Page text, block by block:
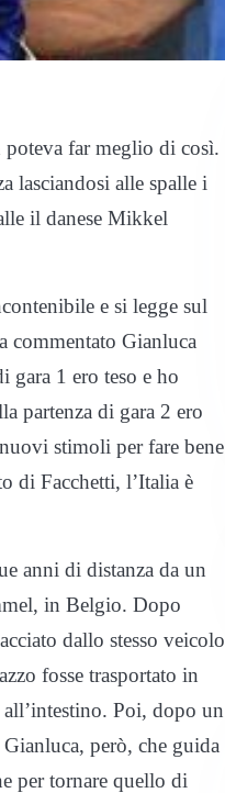
far meglio di così.
lasciandosi alle spalle i
il danese Mikkel
e si legge sul
Gianluca
gara 1 ero teso e ho
partenza di gara 2 ero
stimoli per fare bene
di Facchetti, l’Italia è
anni di distanza da un
in Belgio. Dopo
dallo stesso veicolo
fosse trasportato in
Poi, dopo un
però, che guida
per tornare quello di